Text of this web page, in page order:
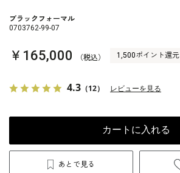
ブラックフォーマル
0703762-99-07
￥165,000 （税込） 1,500ポイント還元
4.3 （12） レビューを見る
カートに入れる
あとで見る